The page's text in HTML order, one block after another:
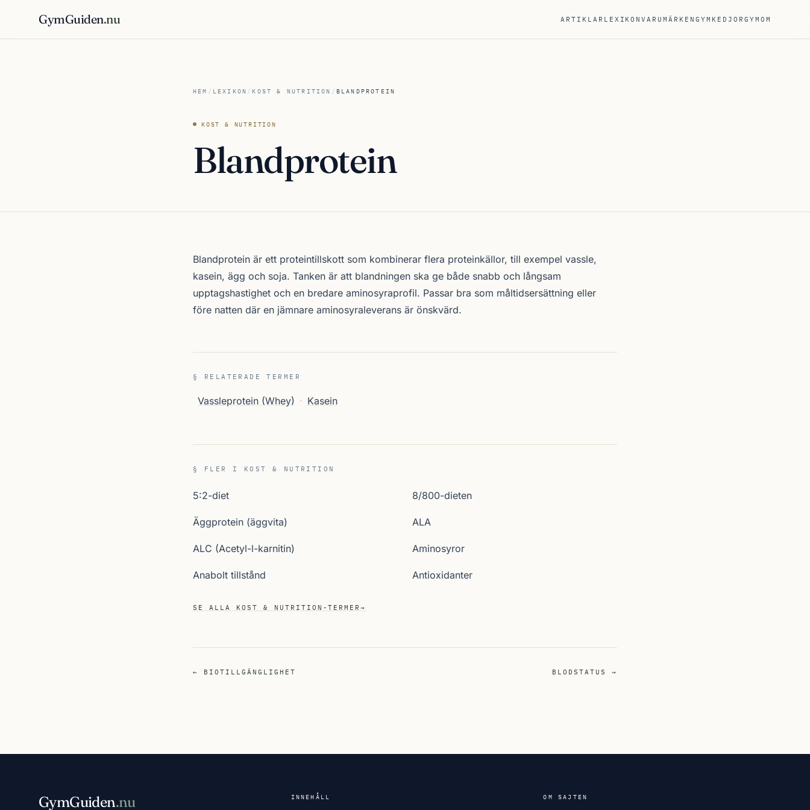
GymGuiden.nu ARTIKLAR LEXIKONVARUMÄRKENGYMKEDJORGYMOM
HEM / LEXIKON /KOST & NUTRITION / BLANDPROTEIN
KOST & NUTRITION
Blandprotein
Blandprotein är ett proteintillskott som kombinerar flera proteinkällor, till exempel vassle,
kasein, ägg och soja. Tanken är att blandningen ska ge både snabb och långsam
upptagshastighet och en bredare aminosyraprofil. Passar bra som måltidsersättning eller
före natten där en jämnare aminosyraleverans är önskvärd.
§ RELATERADE TERMER
Vassleprotein (Whey) · Kasein
§ FLER I KOST & NUTRITION
5:2-diet 8/800-dieten
Äggprotein (äggvita) ALA
ALC (Acetyl-l-karnitin) Aminosyror
Anabolt tillstånd Antioxidanter
SE ALLA KOST & NUTRITION-TERMER→
← BIOTILLGÄNGLIGHET BLODSTATUS →
GymGuiden.nu INNEHÅLL OM SAJTEN